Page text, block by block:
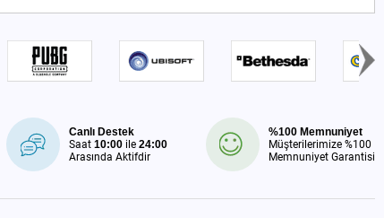
Canlı Destek
Saat10:00 ile24:00
Arasında Aktifdir
%100 Memnuniyet
Müşterilerimize %100
Memnuniyet Garantisi